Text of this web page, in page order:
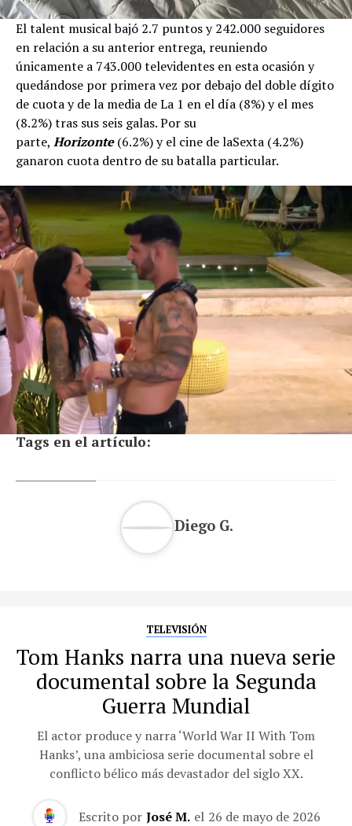
El talent musical bajó 2.7 puntos y 242.000 seguidores
en relación a su anterior entrega, reuniendo
únicamente a 743.000 televidentes en esta ocasión y
quedándose por primera vez por debajo del doble dígito
de cuota y de la media de La 1 en el día (8%) y el mes
(8.2%) tras sus seis galas. Por su
parte, Horizonte(6.2%) y el cine de laSexta (4.2%)
ganaron cuota dentro de su batalla particular.
Tags en el artículo:
Diego G.
TELEVISIÓN
Tom Hanks narra una nueva serie
documental sobre la Segunda
Guerra Mundial
El actor produce y narra ‘World War II With Tom
Hanks’, una ambiciosa serie documental sobre el
conflicto bélico más devastador del siglo XX.
Escrito por José M. el 26 de mayo de 2026